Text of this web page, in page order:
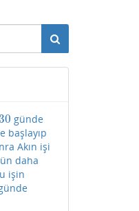
günde
başlayıp
Akın işi
daha
işin